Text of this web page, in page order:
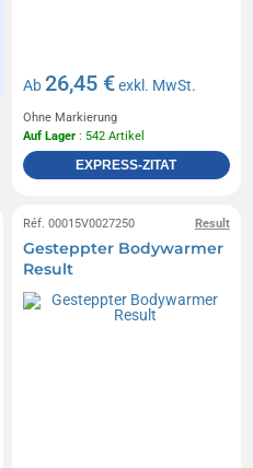
Ab26,45 €exkl. MwSt.
Ohne Markierung
Auf Lager : 542 Artikel
EXPRESS-ZITAT
Result
Réf. 00015V0027250
Gesteppter Bodywarmer
Result